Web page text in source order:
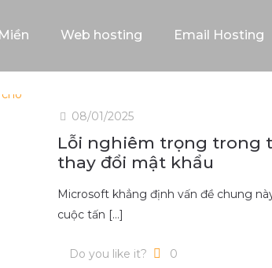
Web hosting Email Hosting
08/01/2025
Lỗi nghiêm trọng trong
thay đổi mật khẩu
Microsoft khẳng định vấn đề chung
cuộc tấn […]
Do you like it? 0